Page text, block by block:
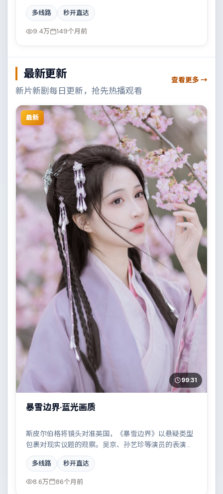
光，都市霓虹下的人性试炼与自我救赎。配乐与摄影风
格统一，具备院线质感。
多线路 秒开直达
9.4万 149个月前
最新更新
新片新剧每日更新，抢先热播观看
查看更多 →
最新
99:31
暴雪边界·蓝光画质
斯皮尔伯格将镜头对准英国，《暴雪边界》以悬疑类型
包裹对现实议题的观察。吴京、孙艺珍等演员的表演层
次丰富，科技伦理与情感羁绊形成强烈对撞。全片在类
型元素与人文关怀之间取得平衡。
多线路 秒开直达
8.6万 86个月前